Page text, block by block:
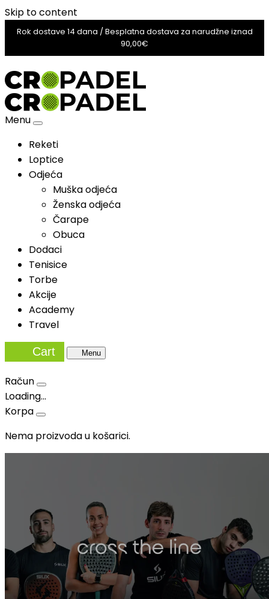
Skip to content
Rok dostave 14 dana / Besplatna dostava za narudžne iznad
90,00€
Menu
Reketi
Loptice
Odjeća
Muška odjeća
Ženska odjeća
Čarape
Obuca
Dodaci
Tenisice
Torbe
Akcije
Academy
Travel
Cart Menu
Račun
Loading...
Korpa
Nema proizvoda u košarici.